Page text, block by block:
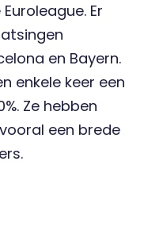
Er
en Bayern.
enkele keer een
Ze hebben
een brede